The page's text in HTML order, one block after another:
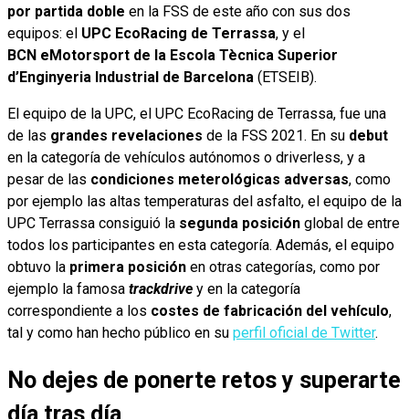
por partida doble en la FSS de este año con sus dos
equipos: el UPC EcoRacing de Terrassa, y el
BCN eMotorsport de la Escola Tècnica Superior
d’Enginyeria Industrial de Barcelona (ETSEIB).
El equipo de la UPC, el UPC EcoRacing de Terrassa, fue una
de las grandes revelaciones de la FSS 2021. En su debut
en la categoría de vehículos autónomos o driverless, y a
pesar de las condiciones meterológicas adversas, como
por ejemplo las altas temperaturas del asfalto, el equipo de la
UPC Terrassa consiguió la segunda posición global de entre
todos los participantes en esta categoría. Además, el equipo
obtuvo la primera posición en otras categorías, como por
ejemplo la famosa trackdrive y en la categoría
correspondiente a los costes de fabricación del vehículo,
tal y como han hecho público en su perfil oficial de Twitter.
No dejes de ponerte retos y superarte